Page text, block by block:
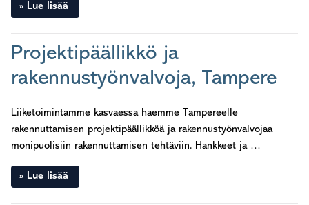
Lue lisää
Projektipäällikkö ja
rakennustyönvalvoja, Tampere
Liiketoimintamme kasvaessa haemme Tampereelle
rakennuttamisen projektipäällikköä ja rakennustyönvalvojaa
monipuolisiin rakennuttamisen tehtäviin. Hankkeet ja …
Lue lisää